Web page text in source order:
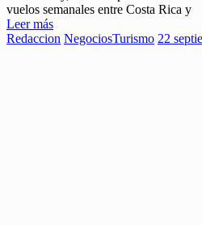
vuelos semanales entre Costa Rica y
Leer más
Redaccion NegociosTurismo 22